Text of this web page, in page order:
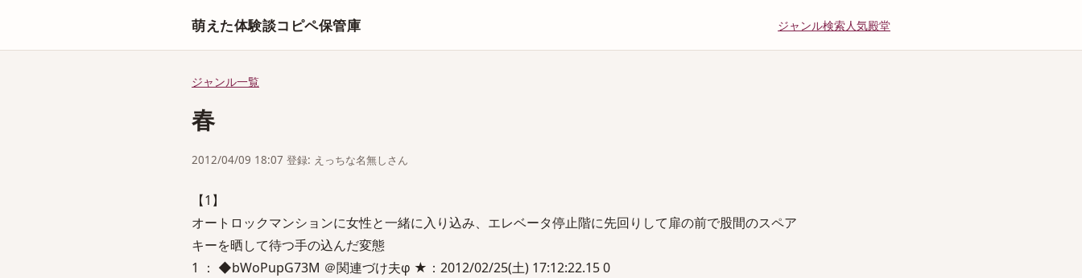
萌えた体験談コピペ保管庫 ジャンル検索人気殿堂
ジャンル一覧
春
2012/04/09 18:07 登録: えっちな名無しさん
【1】
オートロックマンションに女性と一緒に入り込み、エレベータ停止階に先回りして扉の前で股間のスペア
キーを晒して待つ手の込んだ変態
1 ： ◆bWoPupG73M ＠関連づけ夫φ ★：2012/02/25(土) 17:12:22.15 0